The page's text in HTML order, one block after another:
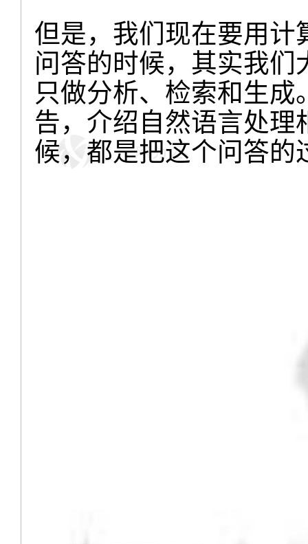
但是，我们现在要用计
问答的时候，其实我
只做分析、检索和生
告，介绍自然语言处
候，都是把这个问答的